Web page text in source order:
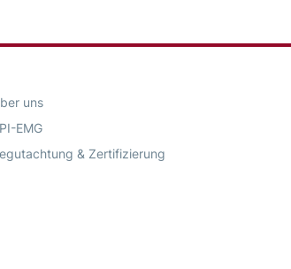
uns
EMG
& Zertifizierung